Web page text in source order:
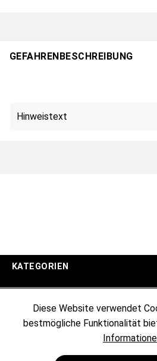
GEFAHRENBESCHREIBUNG
Hinweistext
KATEGORIEN
KUNDENINFORMATIONEN
Diese Website verwendet
bestmögliche Funktionalität